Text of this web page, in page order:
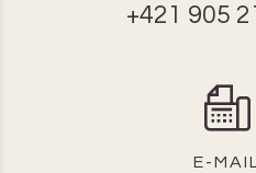
+421 905
E-MAIL